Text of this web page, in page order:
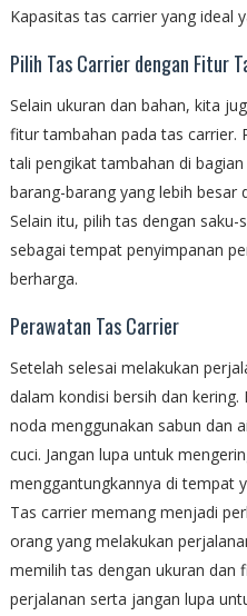
Kapasitas tas carrier yang ideal
Pilih Tas Carrier dengan Fitur
Selain ukuran dan bahan, kita
fitur tambahan pada tas carrier.
tali pengikat tambahan di
barang-barang yang lebih besar
Selain itu, pilih tas dengan
sebagai tempat penyimpanan
berharga.
Perawatan Tas Carrier
Setelah selesai melakukan
dalam kondisi bersih dan
noda menggunakan sabun dan
cuci. Jangan lupa untuk
menggantungkannya di tempat
Tas carrier memang menjadi
orang yang melakukan
memilih tas dengan ukuran dan
perjalanan serta jangan lupa